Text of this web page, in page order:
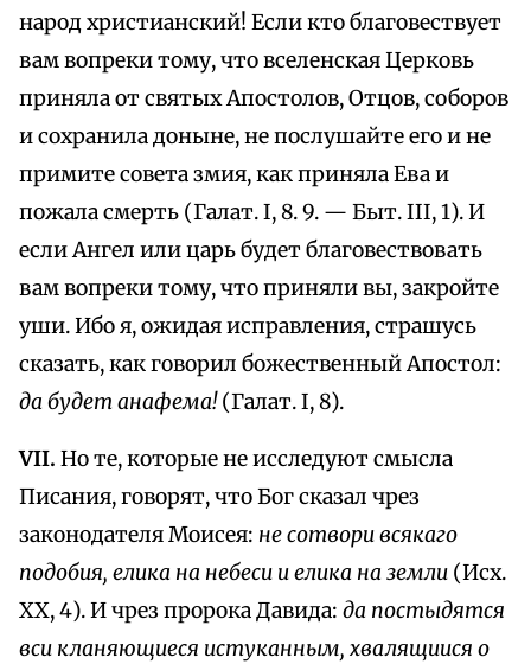
народ христианский! Если кто благовествует
вам вопреки тому, что вселенская Церковь
приняла от святых Апостолов, Отцов, соборов
и сохранила доныне, не послушайте его и не
примите совета змия, как приняла Ева и
пожала смерть (Галат. I, 8. 9. — Быт. III, 1). И
если Ангел или царь будет благовествовать
вам вопреки тому, что приняли вы, закройте
уши. Ибо я, ожидая исправления, страшусь
сказать, как говорил божественный Апостол:
да будет анафема!(Галат. I, 8).
VII. Но те, которые не исследуют смысла
Писания, говорят, что Бог сказал чрез
законодателя Моисея: не сотвори всякаго
подобия, елика на небеси и елика на земли (Исх.
XX, 4). И чрез пророка Давида: да постыдятся
вси кланяющиеся истуканным, хвалящиися о